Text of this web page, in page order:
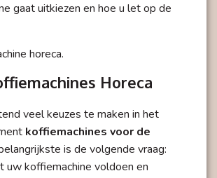
gaat uitkiezen en hoe u let op de
horeca.
Horeca
veel keuzes te maken in het
koffiemachines voor de
is de volgende vraag:
uwkoffiemachine voldoen en